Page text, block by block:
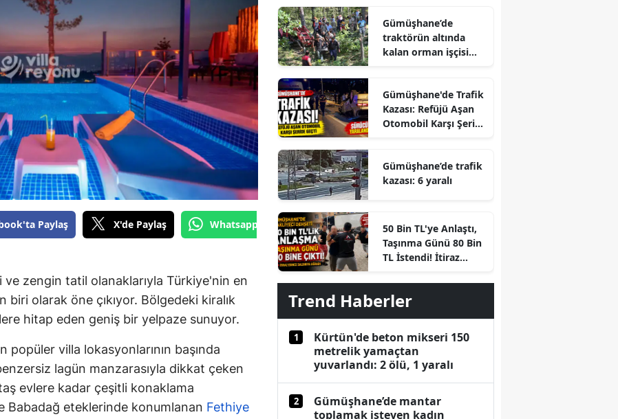
Denizli
Diyarbakır
Edirne
Elazığ
Erzincan
Erzurum
Eskişehir
Gaziantep
Gümüşhane
Hakkari
Hatay
Mersin
Paylaş X'de Paylaş Whatsapp'tan Gönder
zengin tatil olanaklarıyla Türkiye'nin en
biri olarak öne çıkıyor. Bölgedeki kiralık
hitap eden geniş bir yelpaze sunuyor.
villa lokasyonlarının başında
lagün manzarasıyla dikkat çeken
evlere kadar çeşitli konaklama
Babadağ eteklerinde konumlanan Fethiye
Gümüşhane’de
traktörün altında
kalan orman işçisi
Gümüşhane'de Trafik
Kazası: Refüjü Aşan
Otomobil Karşı Şeride
Gümüşhane’de trafik
kazası: 6 yaralı
50 Bin TL'ye Anlaştı,
Taşınma Günü 80 Bin
TL İstendi! İtiraz
Trend Haberler
1
Kürtün'de beton mikseri 150
metrelik yamaçtan
yuvarlandı: 2 ölü, 1 yaralı
2
Gümüşhane’de mantar
toplamak isteyen kadın